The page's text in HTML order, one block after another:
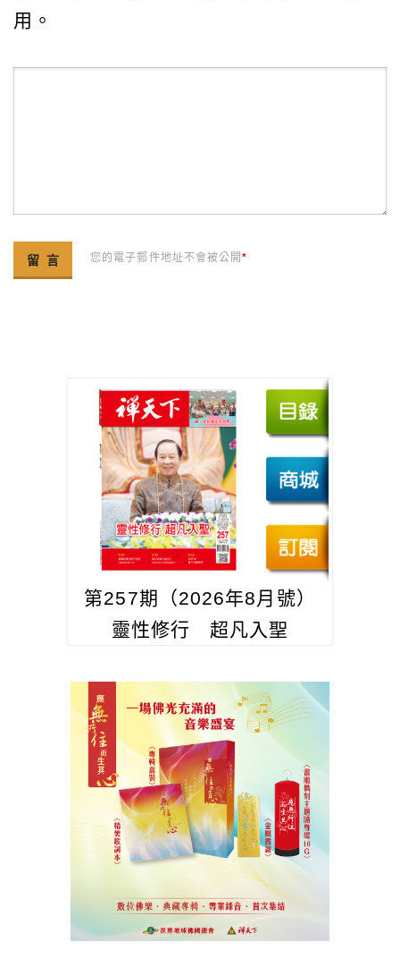
用。
您的電子郵件地址不會被公開*
第257期（2026年8月號）
靈性修行 超凡入聖